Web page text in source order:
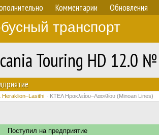
Комментарии Обновления
транспорт
Touring HD 12.0
Heraklion–Lasithi ΚΤΕΛ Ηρακλείου–Λασιθίου (Minoan Lines)
Поступил на предприятие